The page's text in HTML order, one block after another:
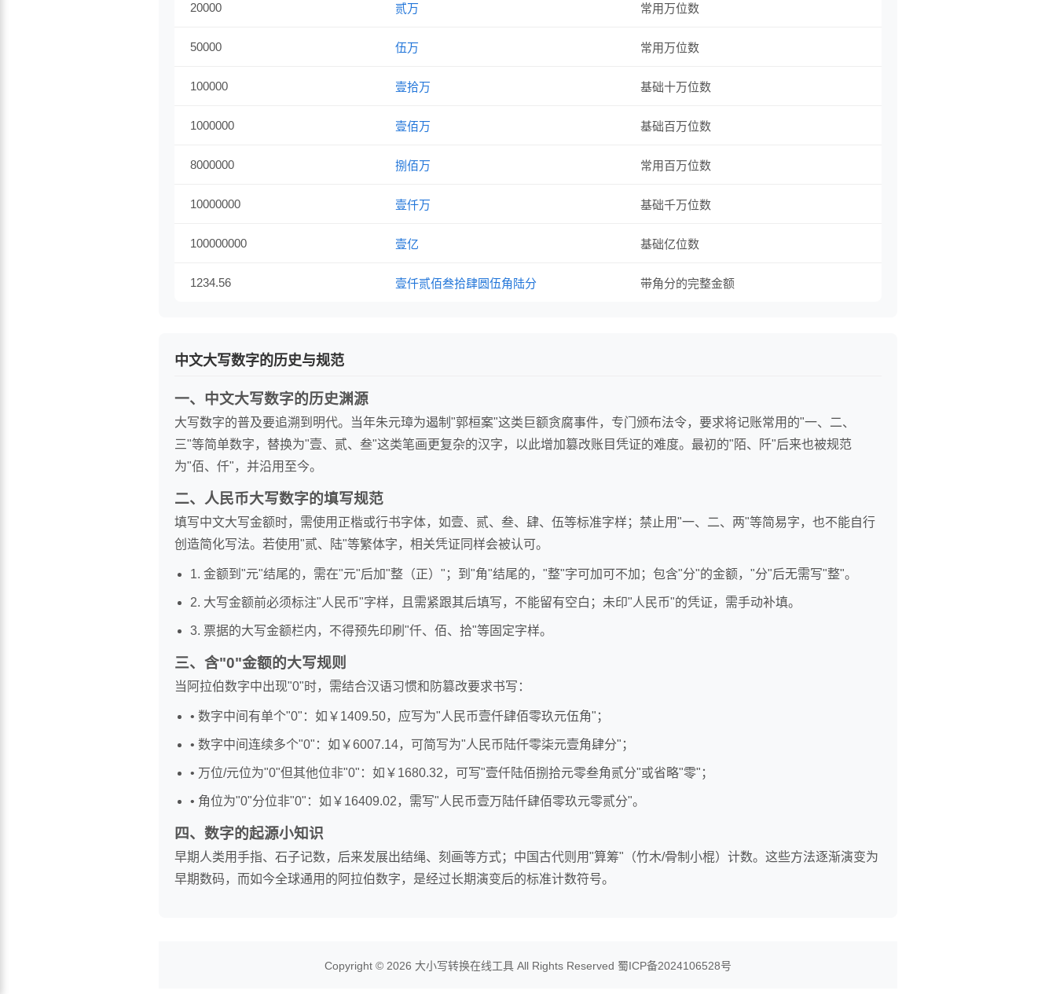
20000 贰万 常用万位数
50000 伍万 常用万位数
100000 壹拾万 基础十万位数
1000000 壹佰万 基础百万位数
8000000 捌佰万 常用百万位数
10000000 壹仟万 基础千万位数
100000000 壹亿 基础亿位数
1234.56 壹仟贰佰叁拾肆圆伍角陆分 带角分的完整金额
中文大写数字的历史与规范
一、中文大写数字的历史渊源
大写数字的普及要追溯到明代。当年朱元璋为遏制"郭桓案"这类巨额贪腐事件，专门颁布法令，要求将记账常用的"一、二、
三"等简单数字，替换为"壹、贰、叁"这类笔画更复杂的汉字，以此增加篡改账目凭证的难度。最初的"陌、阡"后来也被规范
为"佰、仟"，并沿用至今。
二、人民币大写数字的填写规范
填写中文大写金额时，需使用正楷或行书字体，如壹、贰、叁、肆、伍等标准字样；禁止用"一、二、两"等简易字，也不能自行
创造简化写法。若使用"贰、陆"等繁体字，相关凭证同样会被认可。
1. 金额到"元"结尾的，需在"元"后加"整（正）"；到"角"结尾的，"整"字可加可不加；包含"分"的金额，"分"后无需写"整"。
2. 大写金额前必须标注"人民币"字样，且需紧跟其后填写，不能留有空白；未印"人民币"的凭证，需手动补填。
3. 票据的大写金额栏内，不得预先印刷"仟、佰、拾"等固定字样。
三、含"0"金额的大写规则
当阿拉伯数字中出现"0"时，需结合汉语习惯和防篡改要求书写：
• 数字中间有单个"0"：如￥1409.50，应写为"人民币壹仟肆佰零玖元伍角"；
• 数字中间连续多个"0"：如￥6007.14，可简写为"人民币陆仟零柒元壹角肆分"；
• 万位/元位为"0"但其他位非"0"：如￥1680.32，可写"壹仟陆佰捌拾元零叁角贰分"或省略"零"；
• 角位为"0"分位非"0"：如￥16409.02，需写"人民币壹万陆仟肆佰零玖元零贰分"。
四、数字的起源小知识
早期人类用手指、石子记数，后来发展出结绳、刻画等方式；中国古代则用"算筹"（竹木/骨制小棍）计数。这些方法逐渐演变为
早期数码，而如今全球通用的阿拉伯数字，是经过长期演变后的标准计数符号。
Copyright © 2026 大小写转换在线工具 All Rights Reserved 蜀ICP备2024106528号